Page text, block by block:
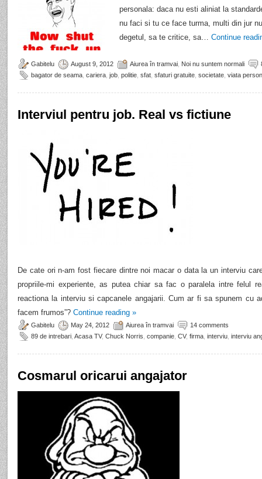
personala: daca nu esti aliniat la
nu faci si tu ce face turma, multi din jur
degetul, sa te critice, sa… Continue
Gabitelu August 9, 2012 Aiurea în tramvai Noi nu suntem normali
bagator de seama cariera job politie sfat sfaturi gratuite societate viata
Interviul pentru job. Real vs fictiune
De cate ori n-am fost fiecare dintre noi macar o data la un interviu
propriile-mi experiente, as putea chiar sa fac o paralela intre felul
reactiona la interviu si capcanele angajarii. Cum ar fi sa spunem cu
facem frumos”? Continue reading »
Gabitelu May 24, 2012 Aiurea în tramvai
14 comments
89 de intrebari Acasa TV, Chuck Norris companie CV, firma interviu interviu
Cosmarul oricarui angajator